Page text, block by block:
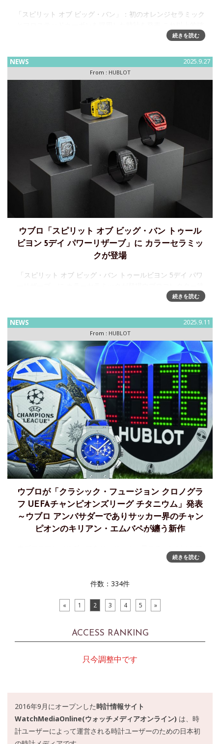
「スピリット オブ ビッグ・バン」：初のオレンジセラミック
な表現はないでしょう。「”Orange is the new black” オレン
続きを読む
NEWS 2025.9.27
From : HUBLOT
ウブロ「スピリット オブ ビッグ・バン トゥール
ビヨン 5デイ パワーリザーブ」に カラーセラミッ
クが登場
「スピリット オブ ビッグ・バン トゥールビヨン 5デイ パワ
望の発表です。ウブロが誇るカラーセラミックの最新技術を
続きを読む
NEWS 2025.9.11
From : HUBLOT
ウブロが「クラシック・フュージョン クロノグラ
フ UEFAチャンピオンズリーグ チタニウム」発表
～ウブロ アンバサダーでありサッカー界のチャン
ピオンのキリアン・エムバペが纏う新作
あるキリアン・エムバペが、新しい「クラシック・フュージ
を発表サッカーにおいては、タイミングが全てです。2015年
続きを読む
件数：334件
« 1 2 3 4 5 »
ACCESS RANKING
只今調整中です
2016年9月にオープンした時計情報サイト
WatchMediaOnline(ウォッチメディアオンライン) は、時
計ユーザーによって運営される時計ユーザーのための日本初